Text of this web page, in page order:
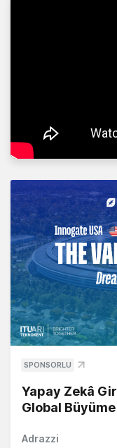
SPONSORLU
Yapay Zekâ
Global Büyüme
Adrazzi